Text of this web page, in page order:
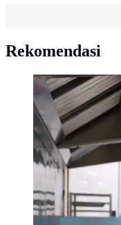
Rekomendasi